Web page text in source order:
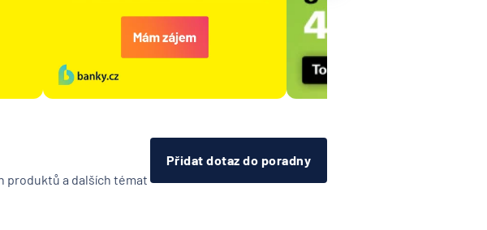
produktů a dalších témat
Přidat dotaz do poradny